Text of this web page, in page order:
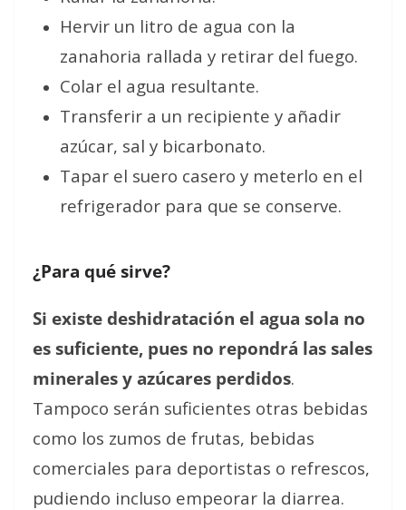
Hervir un litro de agua con la
zanahoria rallada y retirar del fuego.
Colar el agua resultante.
Transferir a un recipiente y añadir
azúcar, sal y bicarbonato.
Tapar el suero casero y meterlo en el
refrigerador para que se conserve.
¿Para qué sirve?
Si existe deshidratación el agua sola no
es suficiente, pues no repondrá las sales
minerales y azúcares perdidos.
Tampoco serán suficientes otras bebidas
como los zumos de frutas, bebidas
comerciales para deportistas o refrescos,
pudiendo incluso empeorar la diarrea.